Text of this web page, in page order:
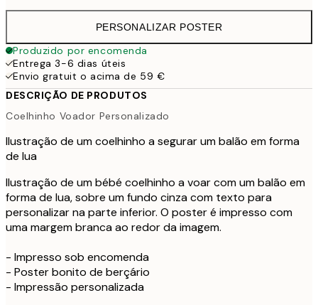
PERSONALIZAR POSTER
Produzido por encomenda
Entrega 3-6 dias úteis
Envio gratuit o acima de 59 €
DESCRIÇÃO DE PRODUTOS
Coelhinho Voador Personalizado
Ilustração de um coelhinho a segurar um balão em forma
de lua
Ilustração de um bébé coelhinho a voar com um balão em
forma de lua, sobre um fundo cinza com texto para
personalizar na parte inferior. O poster é impresso com
uma margem branca ao redor da imagem.
- Impresso sob encomenda
- Poster bonito de berçário
- Impressão personalizada